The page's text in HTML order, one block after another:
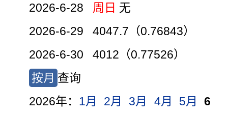
2026-6-28 周日 无
2026-6-29 4047.7（0.76843）
2026-6-30 4012（0.77526）
按月 查询
2026年： 1月 2月 3月 4月 5月
6